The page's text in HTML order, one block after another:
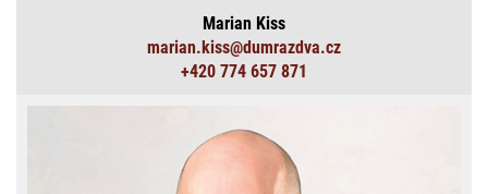
Marian Kiss
marian.kiss@dumrazdva.cz
+420 774 657 871